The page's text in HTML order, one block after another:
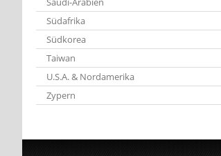
Südafrika
Südkorea
Taiwan
U.S.A. & Nordamerika
Zypern